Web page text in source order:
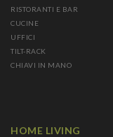
RISTORANTI E BAR
CUCINE
UFFICI
TILT-RACK
CHIAVI IN MANO
HOME LIVING